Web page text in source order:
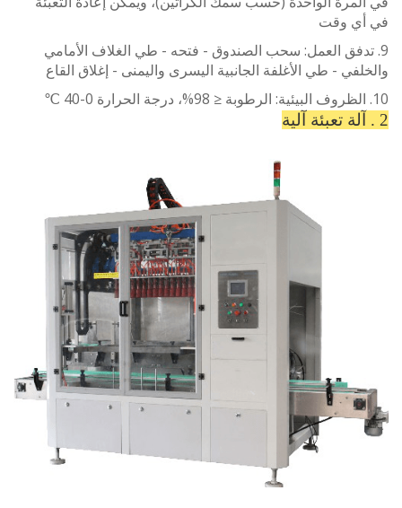
وقت
العمل: سحب الصندوق - فتحه - طي الغلاف الأمامي
- طي الأغلفة الجانبية اليسرى واليمنى - إغلاق القاع
تعبئة آلية